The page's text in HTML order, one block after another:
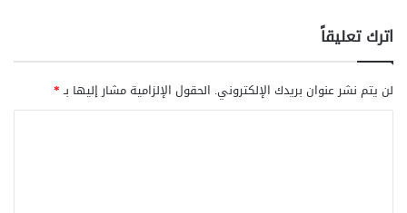
اترك تعليقاً
لن يتم نشر عنوان بريدك الإلكتروني. الحقول الإلزامية مشار إليها بـ*